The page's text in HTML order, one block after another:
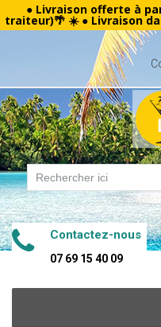
● Livraison offerte à
traiteur)🌴 ☀️ ● Livraison
Contactez-nous
07 69 15 40 09